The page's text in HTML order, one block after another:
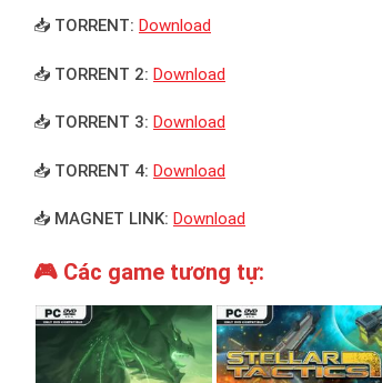
📥 TORRENT: Download
📥 TORRENT 2: Download
📥 TORRENT 3: Download
📥 TORRENT 4: Download
📥 MAGNET LINK: Download
🎮 Các game tương tự: